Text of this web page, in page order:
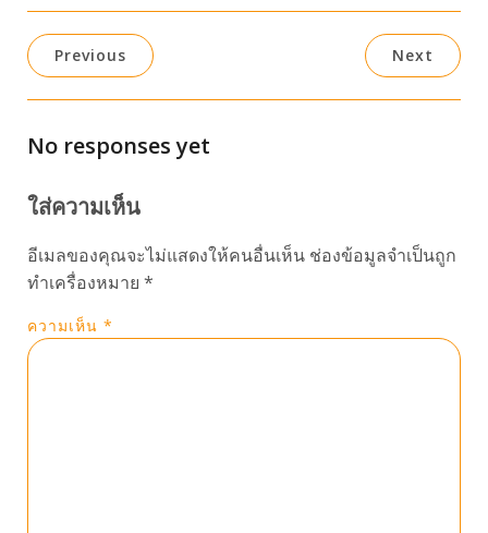
Previous Next
No responses yet
ใส่ความเห็น
อีเมลของคุณจะไม่แสดงให้คนอื่นเห็น ช่องข้อมูลจำเป็นถูก
ทำเครื่องหมาย *
ความเห็น *